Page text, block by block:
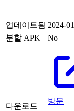
업데이트됨 2024-
분할 APK
No
다운로드
방문